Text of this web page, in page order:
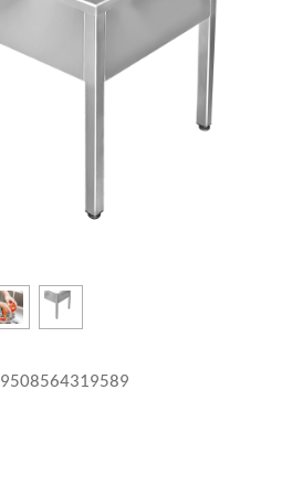
9508564319589